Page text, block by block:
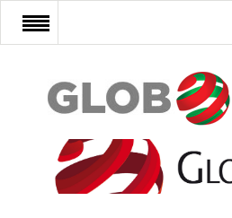
FŐOLDAL
AFRIKA